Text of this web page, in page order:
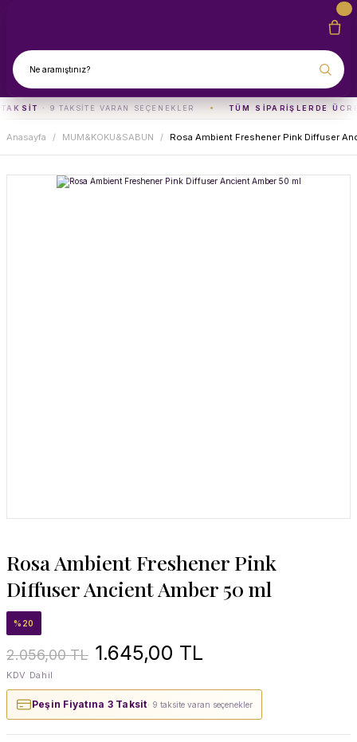
· 9 TAKSITE VARAN SEÇENEKLER TÜM SIPARIŞLERDE
Anasayfa MUM&KOKU&SABUN Rosa Ambient Freshener Pink Diffuser
Rosa Ambient Freshener Pink
Diffuser Ancient Amber 50 ml
%20
2.056,00 TL 1.645,00 TL
KDV Dahil
Peşin Fiyatına 3 Taksit· 9 taksite varan seçenekler